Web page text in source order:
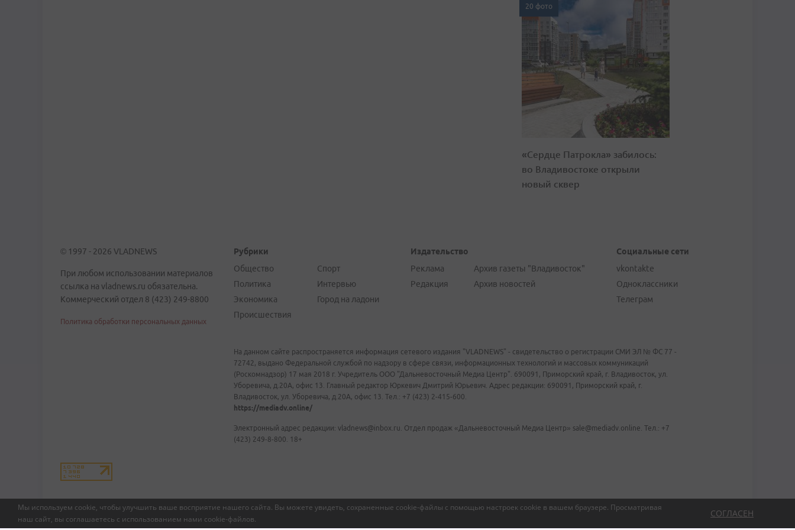
Мы используем cookie, чтобы улучшить ваше восприятие нашего сайта. Вы можете увидеть, сохраненные cookie-файлы с помощью настроек cookie в вашем браузере. Просматривая
наш сайт, вы соглашаетесь с использованием нами cookie-файлов.
СОГЛАСЕН
20 фото
«Сердце Патрокла» забилось:
во Владивостоке открыли
новый сквер
© 1997 - 2026 VLADNEWS
При любом использовании материалов
ссылка на vladnews.ru обязательна.
Коммерческий отдел 8 (423) 249-8800
Политика обработки персональных данных
Рубрики
Общество
Политика
Экономика
Происшествия
Спорт
Интервью
Город на ладони
Издательство
Реклама
Редакция
Архив газеты "Владивосток"
Архив новостей
Социальные сети
vkontakte
Одноклассники
Телеграм
На данном сайте распространяется информация сетевого издания "VLADNEWS" - свидетельство о регистрации СМИ ЭЛ № ФС 77 -
72742, выдано Федеральной службой по надзору в сфере связи, информационных технологий и массовых коммуникаций
(Роскомнадзор) 17 мая 2018 г. Учредитель ООО "Дальневосточный Медиа Центр". 690091, Приморский край, г. Владивосток, ул.
Уборевича, д.20А, офис 13. Главный редактор Юркевич Дмитрий Юрьевич. Адрес редакции: 690091, Приморский край, г.
Владивосток, ул. Уборевича, д.20А, офис 13. Тел.: +7 (423) 2-415-600.
https://mediadv.online/
Электронный адрес редакции: vladnews@inbox.ru. Отдел продаж «Дальневосточный Медиа Центр» sale@mediadv.online. Тел.: +7
(423) 249-8-800. 18+